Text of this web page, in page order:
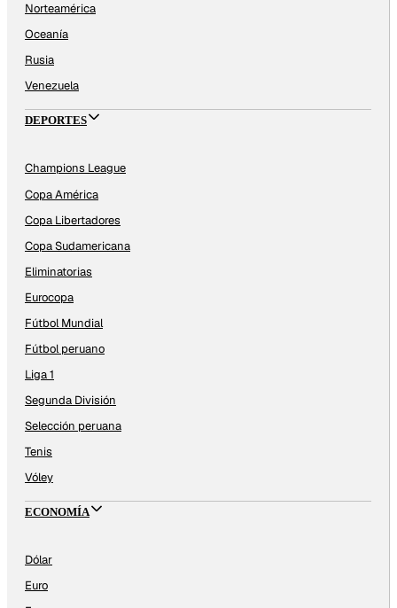
Norteamérica
Oceanía
Rusia
Venezuela
DEPORTES
Champions League
Copa América
Copa Libertadores
Copa Sudamericana
Eliminatorias
Eurocopa
Fútbol Mundial
Fútbol peruano
Liga 1
Segunda División
Selección peruana
Tenis
Vóley
ECONOMÍA
Dólar
Euro